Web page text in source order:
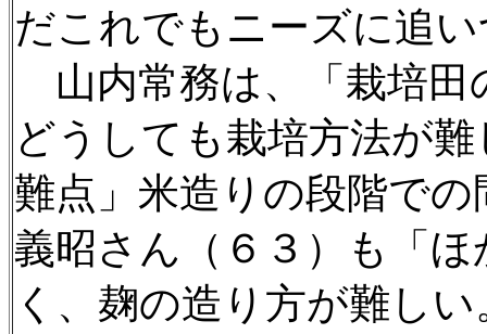
だこれでもニーズに追
山内常務は、「栽培田
どうしても栽培方法が
難点」米造りの段階で
義昭さん（６３）も「
く、麹の造り方が難し